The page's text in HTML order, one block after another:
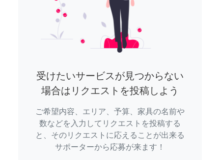
受けたいサービスが見つからない
場合はリクエストを投稿しよう
ご希望内容、エリア、予算、家具の名前や
数などを入力してリクエストを投稿する
と、そのリクエストに応えることが出来る
サポーターから応募が来ます！